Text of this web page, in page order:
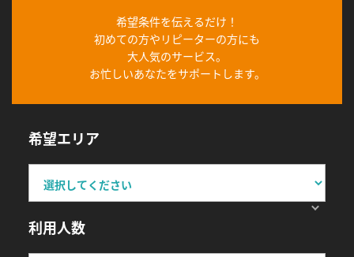
希望条件を伝えるだけ！
初めての方やリピーターの方にも
大人気のサービス。
お忙しいあなたをサポートします。
希望エリア
利用人数